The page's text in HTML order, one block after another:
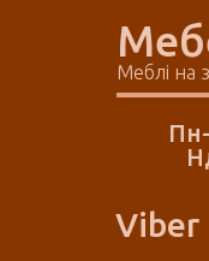
Меблі на
Viber